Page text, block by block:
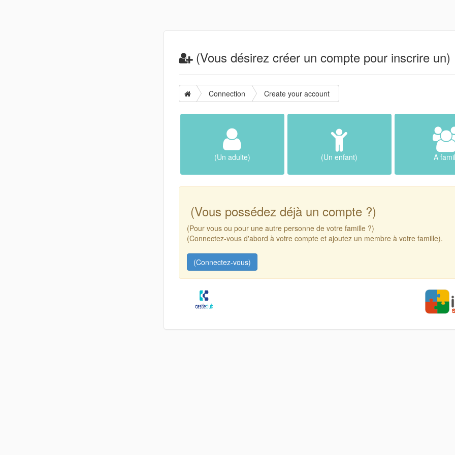
(Vous désirez créer un compte pour inscrire un)
Connection Create your account
(Un adulte) (Un enfant) A
(Vous possédez déjà un compte ?)
(Pour vous ou pour une autre personne de votre famille ?)
(Connectez-vous d'abord à votre compte et ajoutez un membre à votre famille).
(Connectez-vous)